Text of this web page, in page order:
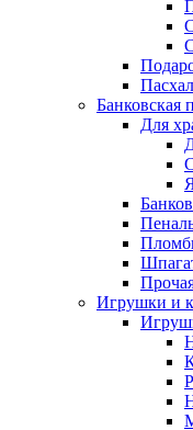
Банковская
Для
Игрушки и